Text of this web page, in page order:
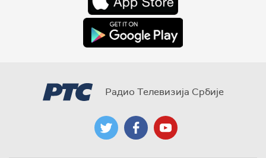
Радио Телевизија Србије